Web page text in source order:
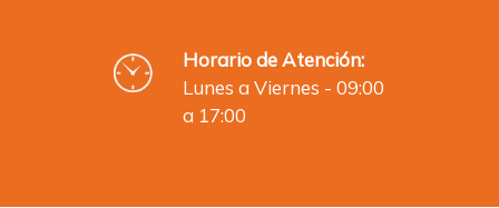
Horario de Atención:
Lunes a Viernes - 09:00
a 17:00